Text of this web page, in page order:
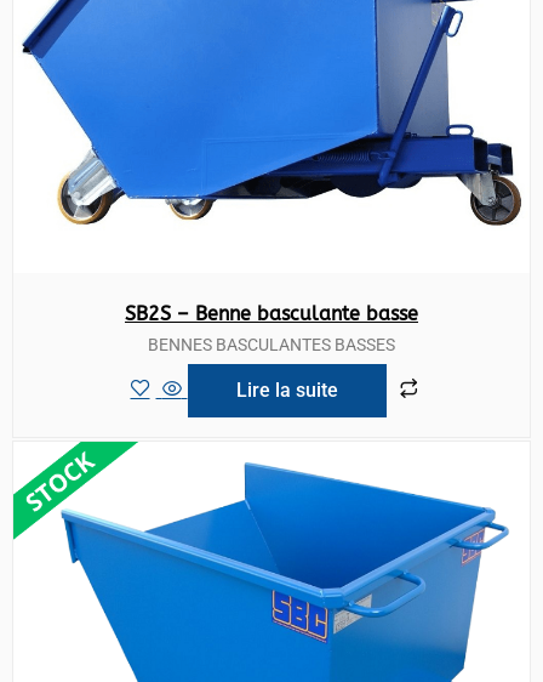
SB2S – Benne basculante basse
BENNES BASCULANTES BASSES
Lire la suite